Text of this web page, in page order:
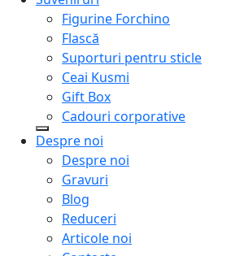
Figurine Forchino
Flască
Suporturi pentru sticle
Ceai Kusmi
Gift Box
Cadouri corporative
Despre noi
Despre noi
Gravuri
Blog
Reduceri
Articole noi